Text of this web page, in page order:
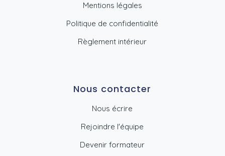
Mentions légales
Politique de confidentialité
Règlement intérieur
Nous contacter
Nous écrire
Rejoindre l'équipe
Devenir formateur